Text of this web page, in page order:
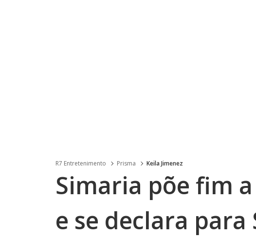
R7 Entretenimento Prisma Keila Jimenez
Simaria põe fim
e se declara